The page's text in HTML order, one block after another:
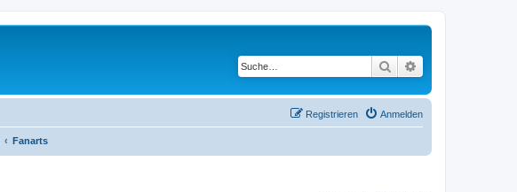
Suche
Anmelden
Registrieren
Fanarts